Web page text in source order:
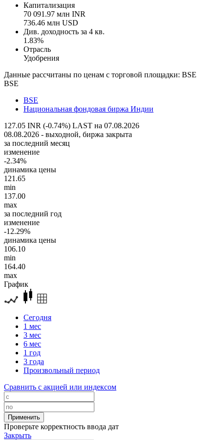
Капитализация
70 091.97 млн INR
736.46 млн USD
Див. доходность за 4 кв.
1.83%
Отрасль
Удобрения
Данные рассчитаны по ценам с торговой площадки: BSE
BSE
BSE
Национальная фондовая биржа Индии
127.05 INR (-0.74%) LAST на 07.08.2026
08.08.2026 - выходной, биржа закрыта
за последний месяц
изменение
-2.34%
динамика цены
121.65
min
137.00
max
за последний год
изменение
-12.29%
динамика цены
106.10
min
164.40
max
График
Сегодня
1 мес
3 мес
6 мес
1 год
3 года
Произвольный период
Сравнить с акцией или индексом
Проверьте корректность ввода дат
Закрыть